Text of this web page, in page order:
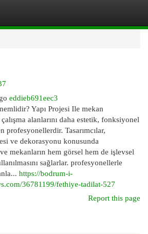
eddieb691eec3
Yapı Projesi Ile mekan
çalışma alanlarını daha estetik, fonksiyonel
profesyonellerdir. Tasarımcılar,
ve dekorasyonu konusunda
mekanların hem görsel hem de işlevsel
sağlarlar. profesyonellerle
https://bodrum-i-
36781199/fethiye-tadilat-527
Report this page